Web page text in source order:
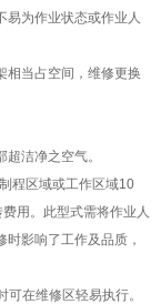
易为作业状态或作业人
相当占空间，维修更换
洁净之空气。
程区域或工作区域10
用。此型式需将作业人
影响了工作及品质，
可在维修区轻易执行。